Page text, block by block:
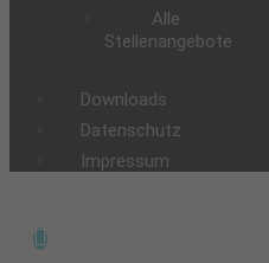
Alle
Stellenangebote
Downloads
Datenschutz
Impressum